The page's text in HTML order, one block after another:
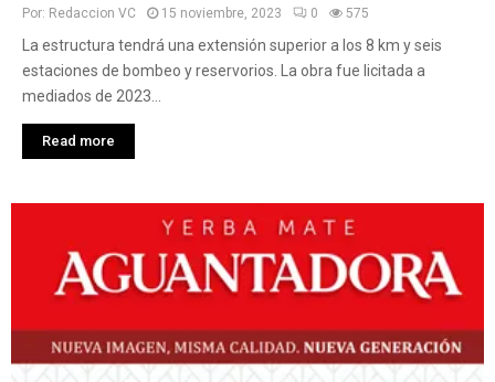
Por: Redaccion VC 15 noviembre, 2023 0 575
La estructura tendrá una extensión superior a los 8 km y seis
estaciones de bombeo y reservorios. La obra fue licitada a
mediados de 2023...
Read more